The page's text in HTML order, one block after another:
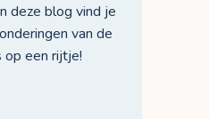
deze blog vind je
van de
op een rijtje!